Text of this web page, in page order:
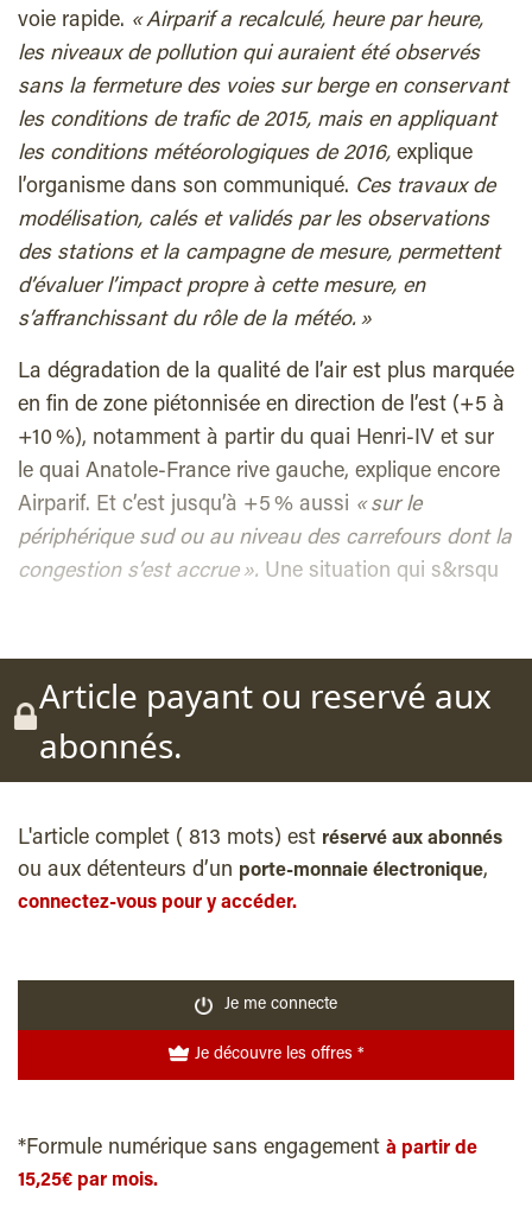
voie rapide. « Airparif a recalculé, heure par heure,
les niveaux de pollution qui auraient été observés
sans la fermeture des voies sur berge en conservant
les conditions de trafic de 2015, mais en appliquant
les conditions météorologiques de 2016, explique
l’organisme dans son communiqué. Ces travaux de
modélisation, calés et validés par les observations
des stations et la campagne de mesure, permettent
d’évaluer l’impact propre à cette mesure, en
s’affranchissant du rôle de la météo. »
La dégradation de la qualité de l’air est plus marquée
en fin de zone piétonnisée en direction de l’est (+5 à
+10 %), notamment à partir du quai Henri-IV et sur
le quai Anatole-France rive gauche, explique encore
Airparif. Et c’est jusqu’à +5 % aussi « sur le
périphérique sud ou au niveau des carrefours dont la
congestion s’est accrue ». Une situation qui s&rsqu
Article payant ou reservé aux
abonnés.
L'article complet ( 813 mots) est réservé aux abonnés
ou aux détenteurs d’un porte-monnaie électronique,
connectez-vous pour y accéder.
Je me connecte
Je découvre les offres *
*Formule numérique sans engagement à partir de
15,25€ par mois.